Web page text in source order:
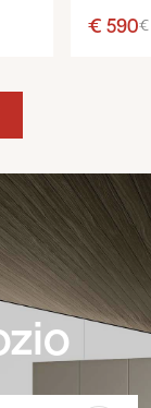
€ 590€